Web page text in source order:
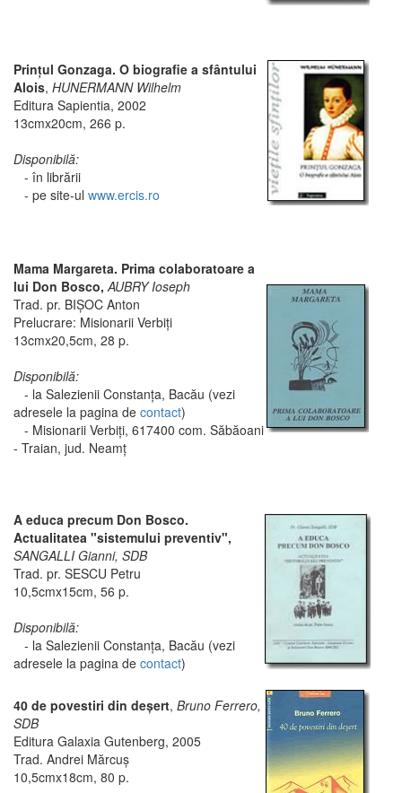
Prinţul Gonzaga. O biografie a sfântului
Alois, HUNERMANN Wilhelm
Editura Sapientia, 2002
13cmx20cm, 266 p.
Disponibilă:
- în librării
- pe site-ul www.ercis.ro
Mama Margareta. Prima colaboratoare a
lui Don Bosco, AUBRY Ioseph
Trad. pr. BIŞOC Anton
Prelucrare: Misionarii Verbiţi
13cmx20,5cm, 28 p.
Disponibilă:
- la Salezienii Constanţa, Bacău (vezi
adresele la pagina de contact)
- Misionarii Verbiţi, 617400 com. Săbăoani
- Traian, jud. Neamţ
A educa precum Don Bosco.
Actualitatea "sistemului preventiv",
SANGALLI Gianni, SDB
Trad. pr. SESCU Petru
10,5cmx15cm, 56 p.
Disponibilă:
- la Salezienii Constanţa, Bacău (vezi
adresele la pagina de contact)
40 de povestiri din deşert, Bruno Ferrero,
SDB
Editura Galaxia Gutenberg, 2005
Trad. Andrei Mărcuş
10,5cmx18cm, 80 p.